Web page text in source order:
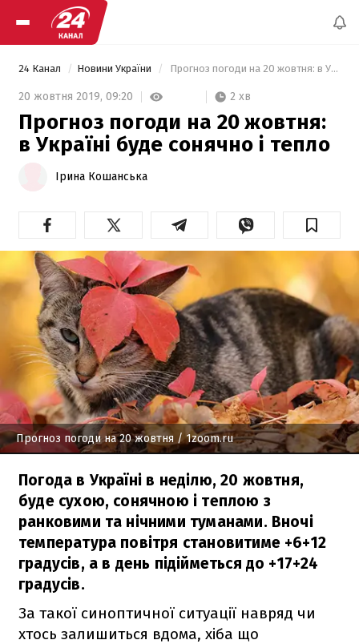
24 Канал Новини України Прогноз погоди на 20 жовтня: в Україні буде сонячно і тепло
20 жовтня 2019, 09:20 2 хв
Прогноз погоди на 20 жовтня:
в Україні буде сонячно і тепло
Ірина Кошанська
Прогноз погоди на 20 жовтня / 1zoom.ru
Погода в Україні в неділю, 20 жовтня,
буде сухою, сонячною і теплою з
ранковими та нічними туманами. Вночі
температура повітря становитиме +6+12
градусів, а в день підійметься до +17+24
градусів.
За такої синоптичної ситуації навряд чи
хтось залишиться вдома, хіба що